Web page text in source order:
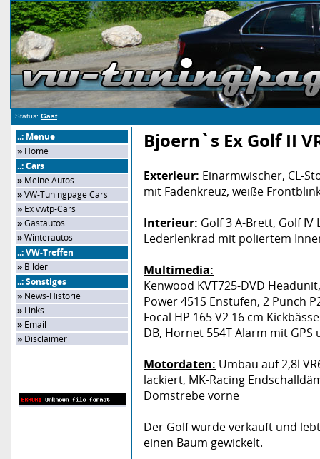
Status: Gast
..: Menue
» Home
..: Cars
» Meine Autos
»VW-Tuningpage Cars
» Ex vwtp-Cars
»Gastautos
»Winterautos
..: VW-Treffen
» Bilder
..: Sonstiges
» News-Historie
» Links
» Email
» Disclaimer
Bjoern`s Ex Golf II
Exterieur: Einarmwischer, CL-
mit Fadenkreuz, weiße
Interieur: Golf 3 A-Brett, Golf
Lederlenkrad mit poliertem
Multimedia:
Kenwood KVT725-DVD
Power 451S Enstufen, 2 Punch
Focal HP 165 V2 16 cm
DB, Hornet 554T Alarm mit
Motordaten: Umbau auf 2,8l
lackiert, MK-Racing
Domstrebe vorne
Der Golf wurde verkauft und
einen Baum gewickelt.